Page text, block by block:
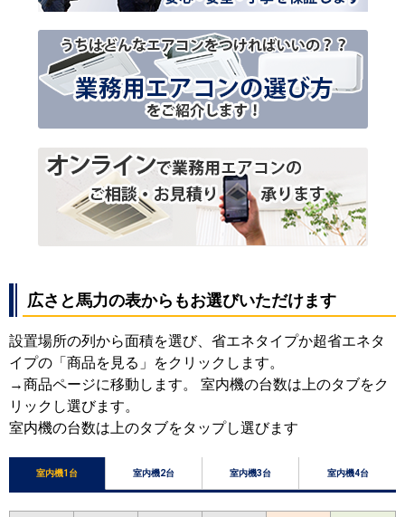
広さと馬力の表からもお選びいただけます
設置場所の列から面積を選び、省エネタイプか超省エネタ
イプの「商品を見る」をクリックします。
→商品ページに移動します。 室内機の台数は上のタブをク
リックし選びます。
室内機の台数は上のタブをタップし選びます
室内機1台 室内機2台 室内機3台 室内機4台